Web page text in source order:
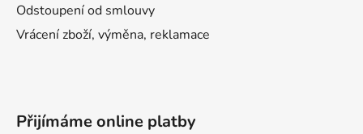
Odstoupení od smlouvy
Vrácení zboží, výměna, reklamace
Přijímáme online platby